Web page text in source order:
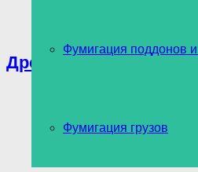
Фумигация поддонов
Фумигация грузов
Древоточец